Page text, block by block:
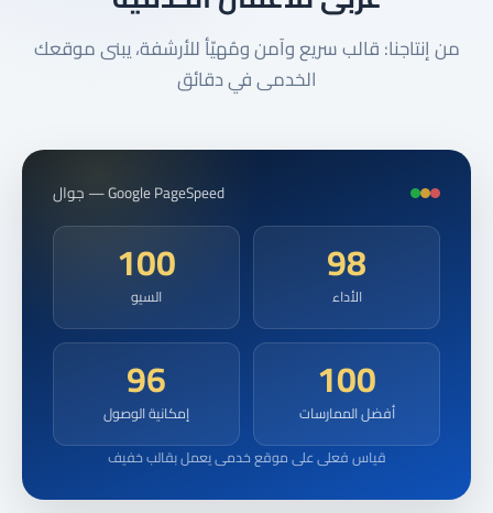
من إنتاجنا: قالب سريع وآمن ومُهيّأ للأرشفة، يبنى موقعك
الخدمى في دقائق
Google PageSpeed — جوال
98
الأداء
100
السيو
100
أفضل الممارسات
96
إمكانية الوصول
قياس فعلى على موقع خدمى يعمل بقالب خفيف